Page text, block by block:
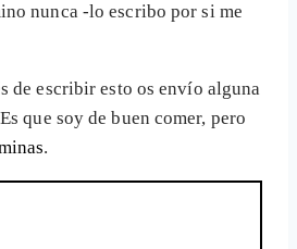
nunca -lo escribo por si me
de escribir esto os envío alguna
que soy de buen comer, pero
.